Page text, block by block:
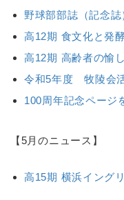
野球部部誌（記念
高12期 食文化と発
高12期 高齢者の愉
令和5年度 牧陵会
100周年記念ページ
【5月のニュース】
高15期 横浜イング